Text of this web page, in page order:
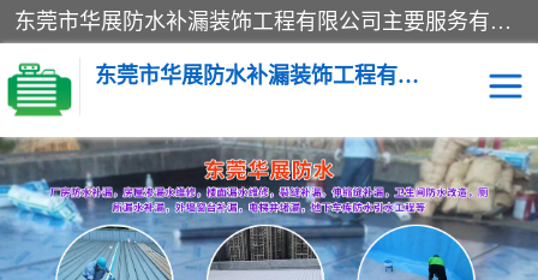
东莞市华展防水补漏装饰工程有限公司主要服务有：东莞防水补漏，东莞厂房防水补漏，东莞房屋渗漏水维修，楼面漏水维修，裂缝补漏，伸缩缝补漏，卫生间防水改造，厕所漏水补漏，外墙窗台补漏，电梯井堵漏，地下车库防水引水工程等
东莞市华展防水补漏装饰工程有限公司
楼面防水补漏 外墙防水补漏
阳台卫生间防水补漏 地下室防水补漏